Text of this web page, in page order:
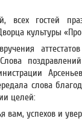
всех гостей
культуры
слова
целей:
успехов и